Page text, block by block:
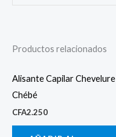
Productos relacionados
Alisante Capilar Chevelure
Chébé
CFA2.250